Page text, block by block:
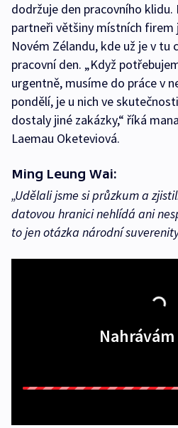
dodržuje den pracovního
partneři většiny místních firem
Novém Zélandu, kde už je v tu
pracovní den. „Když
urgentně, musíme do práce v
pondělí, je u nich ve
dostaly jiné zakázky,“ říká
Laemau Oketeviová.
Ming Leung Wai:
„Udělali jsme si průzkum a
datovou hranici nehlídá ani
to jen otázka národní